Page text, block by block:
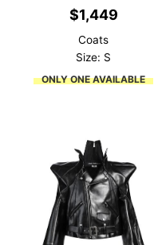
$1,449
Coats
Size: S
ONLY ONE AVAILABLE